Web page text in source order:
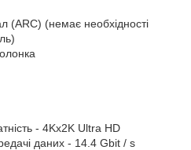
(ARC) (немає необхідності
- 4Kx2K Ultra HD
даних - 14.4 Gbit / s